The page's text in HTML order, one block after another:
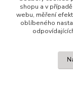
(Po-Pá,
shopu a v
webu, měření
oblíbeného